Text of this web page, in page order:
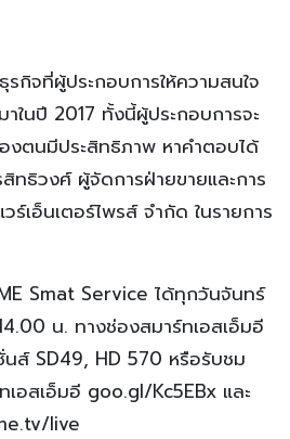
รกิจที่ผู้ประกอบการให้ความสนใจ
าในปี 2017 ทั้งนี้ผู้ประกอบการจะ
งตนมีประสิทธิภาพ หาคำตอบได้
วงศ์ ผู้จัดการฝ่ายขายและการ
เอ็นเตอร์ไพรส์ จำกัด ในรายการ
Smat Service ได้ทุกวันจันทร์
น. ทางช่องสมาร์ทเอสเอ็มอี
ส์ SD49, HD 570 หรือรับชม
อสเอ็มอี goo.gl/Kc5EBx และ
live